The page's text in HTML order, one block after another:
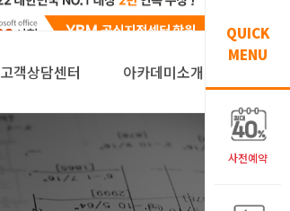
고객상담센터 아카데미소개
QUICK
MENU
사전예약